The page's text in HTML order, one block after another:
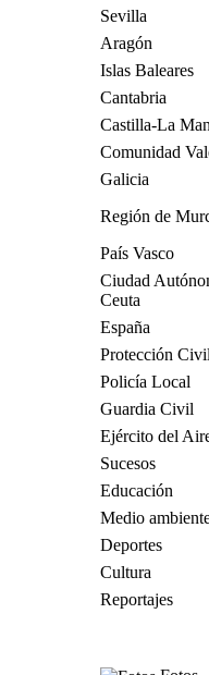
Sevilla
Aragón
Islas Baleares
Cantabria
Castilla-La
Comunidad
Galicia
Región de
País Vasco
Ciudad
Ceuta
España
Protección Civil
Policía Local
Guardia Civil
Ejército del
Sucesos
Educación
Medio
Deportes
Cultura
Reportajes